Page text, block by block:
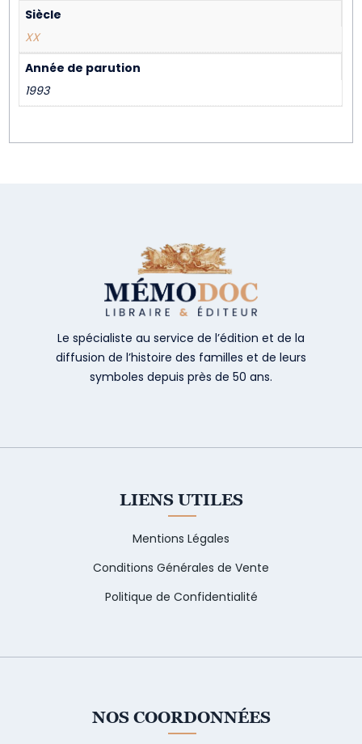
Siècle
XX
Année de parution
1993
Le spécialiste au service de l’édition et de la
diffusion de l’histoire des familles et de leurs
symboles depuis près de 50 ans.
LIENS UTILES
Mentions Légales
Conditions Générales de Vente
Politique de Confidentialité
NOS COORDONNÉES